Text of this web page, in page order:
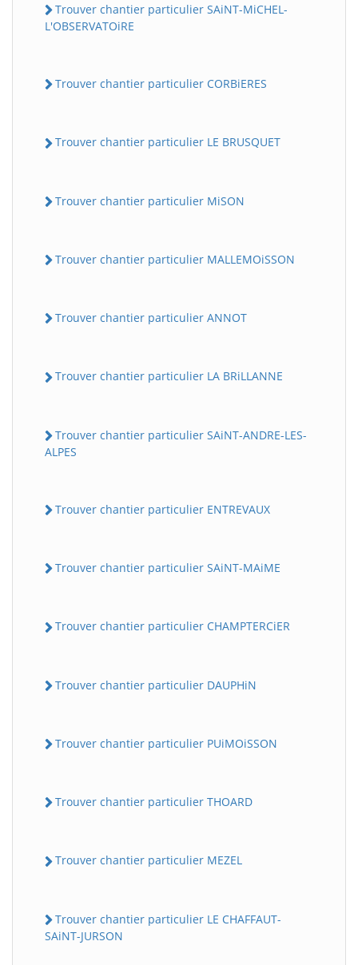
Trouver chantier particulier SAiNT-MiCHEL-
L'OBSERVATOiRE
Trouver chantier particulier CORBiERES
Trouver chantier particulier LE BRUSQUET
Trouver chantier particulier MiSON
Trouver chantier particulier MALLEMOiSSON
Trouver chantier particulier ANNOT
Trouver chantier particulier LA BRiLLANNE
Trouver chantier particulier SAiNT-ANDRE-LES-
ALPES
Trouver chantier particulier ENTREVAUX
Trouver chantier particulier SAiNT-MAiME
Trouver chantier particulier CHAMPTERCiER
Trouver chantier particulier DAUPHiN
Trouver chantier particulier PUiMOiSSON
Trouver chantier particulier THOARD
Trouver chantier particulier MEZEL
Trouver chantier particulier LE CHAFFAUT-
SAiNT-JURSON